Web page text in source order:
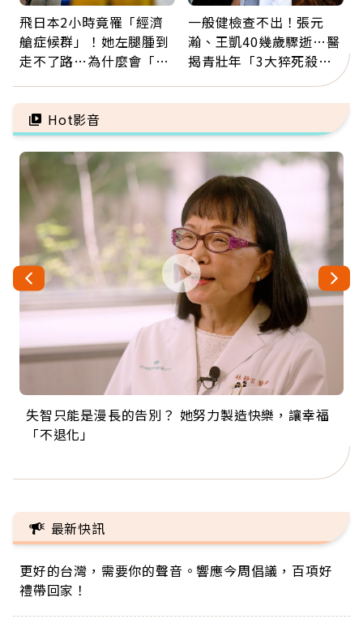
飛日本2小時竟罹「經濟
艙症候群」！她左腿腫到
走不了路…為什麼會「靜
注意
一般健檢查不出！張元
瀚、王凱40幾歲驟逝…醫
揭青壯年「3大猝死殺
手」：靠2檢查揪出9成地
雷
Hot影音
失智只能是漫長的告別？ 她努力製造快樂，讓幸福
「不退化」
來自剛果的巧克力神父 為台灣奉獻36年 「台灣是我
的家，我連作夢都講台語！」
63歲卸矽谷副總、搬回台灣找快樂！「蛋黃哥小
丑」走進安養院，逗樂上萬爺奶：退休後才開始真
104歲打破金氏世界紀錄 成為全球最年長羽球選
手，分享長壽的秘密原來是「這個」
事業巔峰他選擇追夢…黑手阿伯拉小提琴還登上小
巨蛋！連CNN都大讚！
最新快訊
更好的台灣，需要你的聲音。響應今周倡議，百項好
禮帶回家！